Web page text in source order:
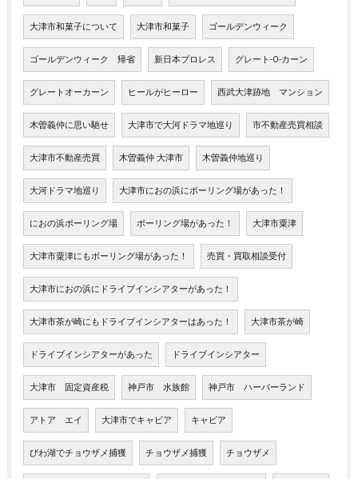
大津市和菓子について 大津市和菓子 ゴールデンウィーク
ゴールデンウィーク 帰省 新日本プロレス グレート-O-カーン
グレートオーカーン ヒールがヒーロー 西武大津跡地 マンション
木曽義仲に思い馳せ 大津市で大河ドラマ地巡り 市不動産売買相談
大津市不動産売買 木曽義仲 大津市 木曽義仲地巡り
大河ドラマ地巡り 大津市におの浜にボーリング場があった！
におの浜ボーリング場 ボーリング場があった！ 大津市粟津
大津市粟津にもボーリング場があった！ 売買・買取相談受付
大津市におの浜にドライブインシアターがあった！
大津市茶が崎にもドライブインシアターはあった！ 大津市茶が崎
ドライブインシアターがあった ドライブインシアター
大津市 固定資産税 神戸市 水族館 神戸市 ハーバーランド
アトア エイ 大津市でキャビア キャビア
びわ湖でチョウザメ捕獲 チョウザメ捕獲 チョウザメ